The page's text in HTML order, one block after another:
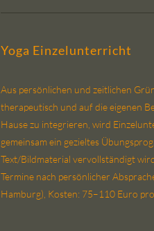
Yoga Einzelunterricht
Aus persönlichen und zeitlichen
therapeutisch und auf die eigenen
Hause zu integrieren, wird
gemeinsam ein gezieltes
Text/Bildmaterial vervollständigt
Termine nach persönlicher
Hamburg), Kosten: 75–110 Euro